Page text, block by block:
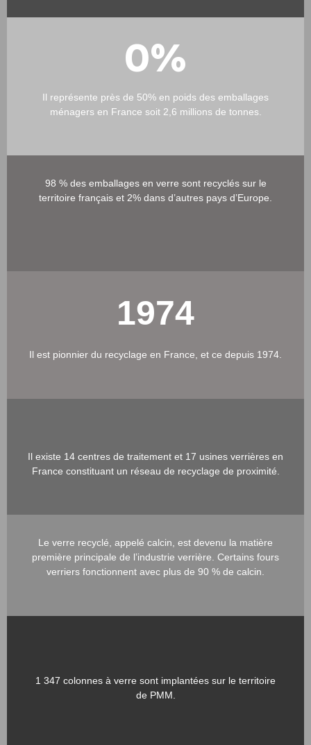
0%
Il représente près de 50% en poids des emballages
ménagers en France soit 2,6 millions de tonnes.
98 % des emballages en verre sont recyclés sur le
territoire français et 2% dans d’autres pays d’Europe.
1974
Il est pionnier du recyclage en France, et ce depuis 1974.
Il existe 14 centres de traitement et 17 usines verrières en
France constituant un réseau de recyclage de proximité.
Le verre recyclé, appelé calcin, est devenu la matière
première principale de l’industrie verrière. Certains fours
verriers fonctionnent avec plus de 90 % de calcin.
1 347 colonnes à verre sont implantées sur le territoire
de PMM.